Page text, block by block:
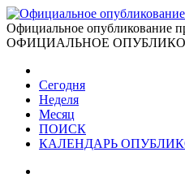
Официальное опубликование
ОФИЦИАЛЬНОЕ
Сегодня
Неделя
Месяц
ПОИСК
КАЛЕНДАРЬ